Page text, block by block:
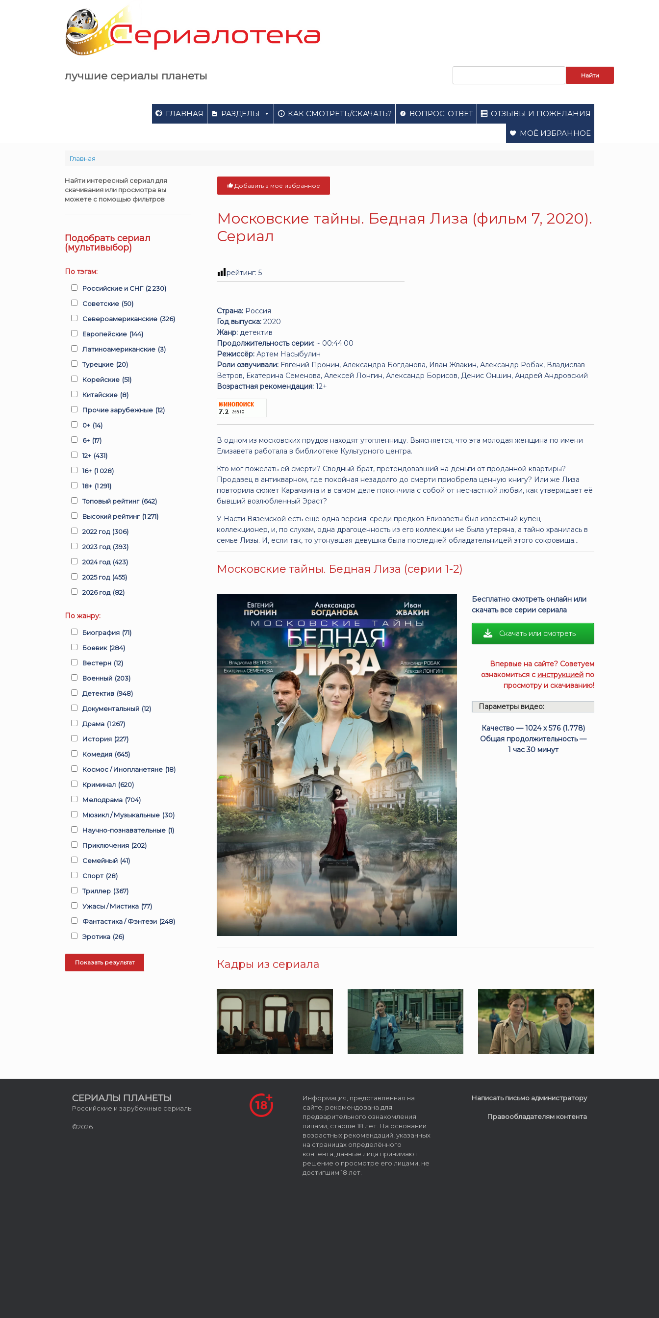
лучшие сериалы планеты
ГЛАВНАЯ РАЗДЕЛЫ КАК СМОТРЕТЬ/СКАЧАТЬ? ВОПРОС-ОТВЕТ ОТЗЫВЫ И ПОЖЕЛАНИЯ
МОЁ ИЗБРАННОЕ
Главная
Добавить в моё избранное
Московские тайны. Бедная Лиза (фильм 7, 2020).
Сериал
рейтинг:5
Страна: Россия
Год выпуска: 2020
Жанр: детектив
Продолжительность серии: ~ 00:44:00
Режиссёр: Артем Насыбулин
Роли озвучивали: Евгений Пронин, Александра Богданова, Иван Жвакин, Александр Робак, Владислав
Ветров, Екатерина Семенова, Алексей Лонгин, Александр Борисов, Денис Оншин, Андрей Андровский
Возрастная рекомендация: 12+
В одном из московских прудов находят утопленницу. Выясняется, что эта молодая женщина по имени
Елизавета работала в библиотеке Культурного центра.
Кто мог пожелать ей смерти? Сводный брат, претендовавший на деньги от проданной квартиры?
Продавец в антикварном, где покойная незадолго до смерти приобрела ценную книгу? Или же Лиза
повторила сюжет Карамзина и в самом деле покончила с собой от несчастной любви, как утверждает её
бывший возлюбленный Эраст?
У Насти Вяземской есть ещё одна версия: среди предков Елизаветы был известный купец-
коллекционер, и, по слухам, одна драгоценность из его коллекции не была утеряна, а тайно хранилась в
семье Лизы. И, если так, то утонувшая девушка была последней обладательницей этого сокровища…
Московские тайны. Бедная Лиза (серии 1-2)
Бесплатно смотреть онлайн или
скачать все серии сериала
Скачать или смотреть
Впервые на сайте? Советуем
ознакомиться с инструкцией по
просмотру и скачиванию!
Параметры видео:
Качество — 1024 x 576 (1.778)
Общая продолжительность —
1 час 30 минут
Кадры из сериала
Найти интересный сериал для
скачивания или просмотра вы
можете с помощью фильтров
Подобрать сериал
(мультивыбор)
По тэгам:
Российские и СНГ (2 230)
Советские (50)
Североамериканские (326)
Европейские (144)
Латиноамериканские (3)
Турецкие (20)
Корейские (51)
Китайские (8)
Прочие зарубежные (12)
0+ (14)
6+ (17)
12+ (431)
16+ (1 028)
18+ (1 291)
Топовый рейтинг (642)
Высокий рейтинг (1 271)
2022 год (306)
2023 год (393)
2024 год (423)
2025 год (455)
2026 год (82)
По жанру:
Биография (71)
Боевик (284)
Вестерн (12)
Военный (203)
Детектив (948)
Документальный (12)
Драма (1 267)
История (227)
Комедия (645)
Космос / Инопланетяне (18)
Криминал (620)
Мелодрама (704)
Мюзикл / Музыкальные (30)
Научно-познавательные (1)
Приключения (202)
Семейный (41)
Спорт (28)
Триллер (367)
Ужасы / Мистика (77)
Фантастика / Фэнтези (248)
Эротика (26)
СЕРИАЛЫ ПЛАНЕТЫ
Российские и зарубежные сериалы
©2026
Информация, представленная на
сайте, рекомендована для
предварительного ознакомления
лицами, старше 18 лет. На основании
возрастных рекомендаций, указанных
на страницах определённого
контента, данные лица принимают
решение о просмотре его лицами, не
достигшим 18 лет.
Написать письмо администратору
Правообладателям контента